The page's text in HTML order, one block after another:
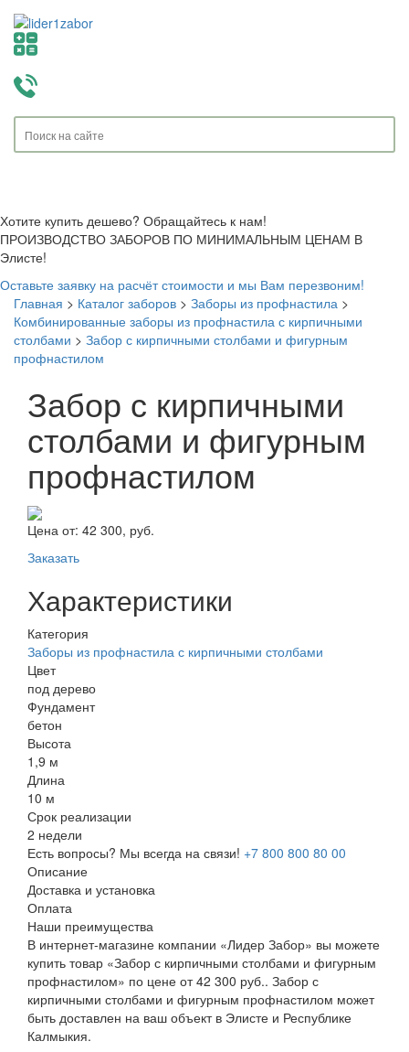
Хотите купить дешево? Обращайтесь к нам!
ПРОИЗВОДСТВО ЗАБОРОВ ПО МИНИМАЛЬНЫМ ЦЕНАМ В
Элисте!
Оставьте заявку на расчёт стоимости и мы Вам перезвоним!
Главная > Каталог заборов > Заборы из профнастила >
Комбинированные заборы из профнастила с кирпичными
столбами > Забор с кирпичными столбами и фигурным
профнастилом
Забор с кирпичными
столбами и фигурным
профнастилом
Цена от: 42 300, руб.
Заказать
Характеристики
Категория
Заборы из профнастила с кирпичными столбами
Цвет
под дерево
Фундамент
бетон
Высота
1,9 м
Длина
10 м
Срок реализации
2 недели
Есть вопросы? Мы всегда на связи! +7 800 800 80 00
Описание
Доставка и установка
Оплата
Наши преимущества
В интернет-магазине компании «Лидер Забор» вы можете
купить товар «Забор с кирпичными столбами и фигурным
профнастилом» по цене от 42 300 руб.. Забор с
кирпичными столбами и фигурным профнастилом может
быть доставлен на ваш объект в Элисте и Республике
Калмыкия.